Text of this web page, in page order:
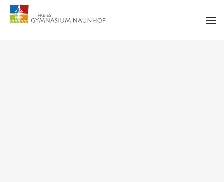
Zum Hauptinhalt springen